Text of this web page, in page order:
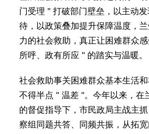
门受理 " 打破部门壁垒，以主动
待，以政策叠加提升保障温度，
力的社会救助，真正让困难群众
所呼、政有所应 " 的踏实与温暖。
社会救助事关困难群众基本生活
不得半点 " 温差 "。今年以来，在
的督促指导下，市民政局主战主
察组同题共答、同频共振，从拓